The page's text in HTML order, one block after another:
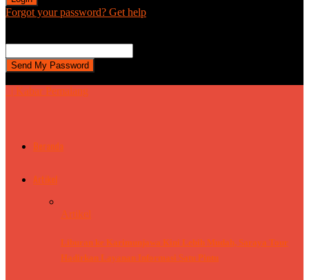
Forgot your password? Get help
| Kabar Pemalang
Beranda
Artikel
Artikel
Liburan ke Karimunjawa Kini Lebih Mudah, Saraya Tour
Hadirkan Layanan Informasi Satu Pintu